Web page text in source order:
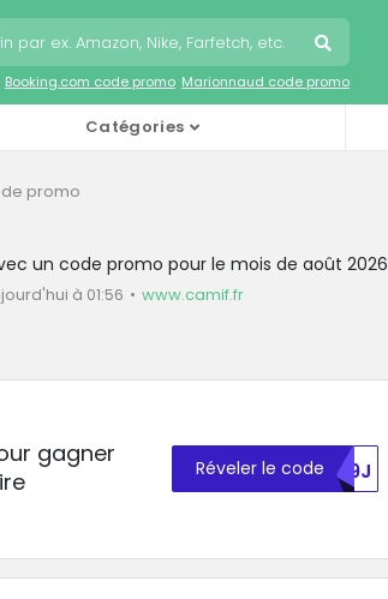
Booking.com code promo Marionnaud code promo
Catégories
promo
un code promo pour le mois de août 2026
à 01:56 www.camif.fr
gagner
Réveler le codeBM9J